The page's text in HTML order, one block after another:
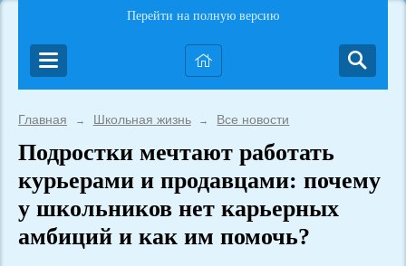
Перейти на полную версию
Главная → Школьная жизнь → Все новости
Подростки мечтают работать
курьерами и продавцами: почему
у школьников нет карьерных
амбиций и как им помочь?